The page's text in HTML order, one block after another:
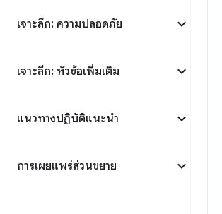
เจาะลึก: ความปลอดภัย
เจาะลึก: หัวข้อเพิ่มเติม
แนวทางปฏิบัติแนะนำ
การเผยแพร่ส่วนขยาย